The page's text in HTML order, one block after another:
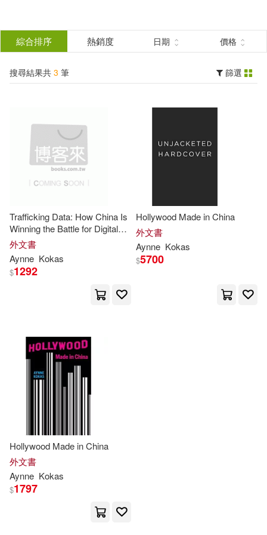
結
分類 (單選)
所有商品(3) 圖書(3)
作者 (可複選)
出版社
配送方式 (可複選)
可超商取貨(3)
可新加坡店取(3)
可菲律賓店取(3)
綜合排序 熱銷度 日期 價格
搜尋結果共 3 筆 篩選
Trafficking Data: How China Is
Winning the Battle for Digital
Sovereignty
外文書
Aynne Kokas
$1292
Hollywood Made in China
外文書
Aynne Kokas
$5700
Hollywood Made in China
外文書
Aynne Kokas
$1797